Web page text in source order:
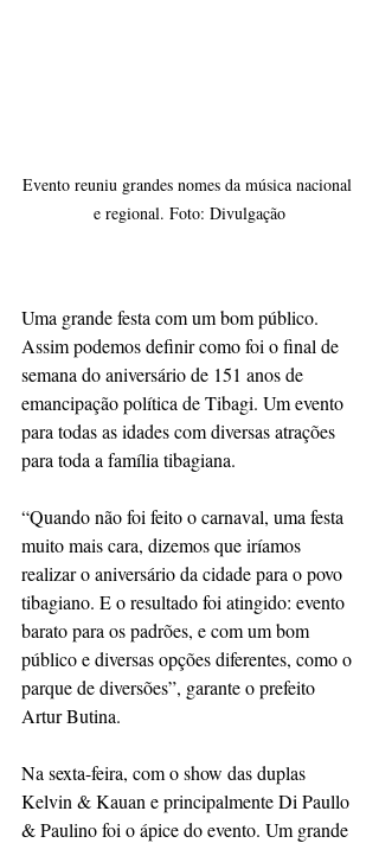
Evento reuniu grandes nomes da música nacional
e regional. Foto: Divulgação
Uma grande festa com um bom público.
Assim podemos definir como foi o final de
semana do aniversário de 151 anos de
emancipação política de Tibagi. Um evento
para todas as idades com diversas atrações
para toda a família tibagiana.
“Quando não foi feito o carnaval, uma festa
muito mais cara, dizemos que iríamos
realizar o aniversário da cidade para o povo
tibagiano. E o resultado foi atingido: evento
barato para os padrões, e com um bom
público e diversas opções diferentes, como o
parque de diversões”, garante o prefeito
Artur Butina.
Na sexta-feira, com o show das duplas
Kelvin & Kauan e principalmente Di Paullo
& Paulino foi o ápice do evento. Um grande